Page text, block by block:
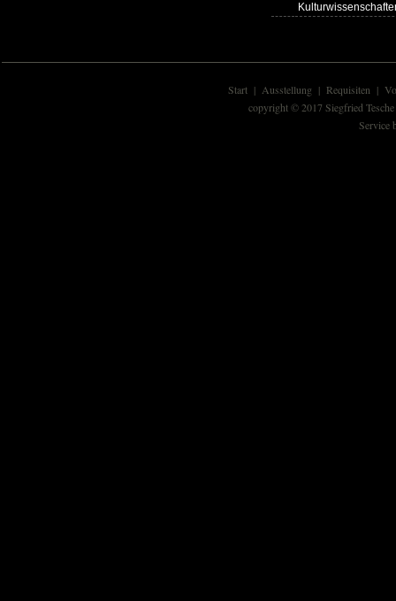
Start | Ausstellung | Requisiten |
copyright © 2017 Siegfried
Service